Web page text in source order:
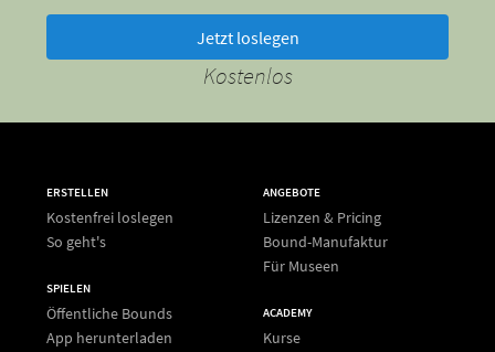
Jetzt loslegen
Kostenlos
ERSTELLEN
Kostenfrei loslegen
So geht's
SPIELEN
Öffentliche Bounds
App herunterladen
ANGEBOTE
Lizenzen & Pricing
Bound-Manufaktur
Für Museen
ACADEMY
Kurse